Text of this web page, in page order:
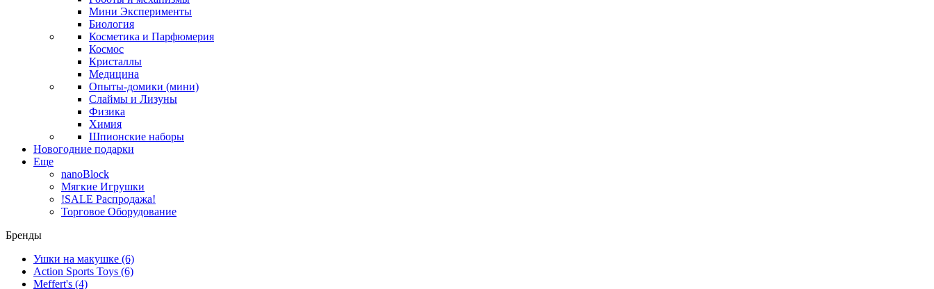
Мини Эксперименты
Биология
Косметика и Парфюмерия
Космос
Кристаллы
Медицина
Опыты-домики (мини)
Слаймы и Лизуны
Физика
Химия
Шпионские наборы
Новогодние подарки
Еще
nanoBlock
Мягкие Игрушки
!SALE Распродажа!
Торговое Оборудование
Бренды
Ушки на макушке (6)
Action Sports Toys (6)
Meffert's (4)